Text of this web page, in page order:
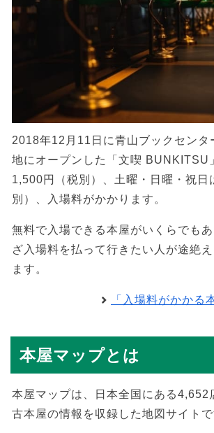
2018年12月11日に青山ブックセンタ
地にオープンした「文喫 BUNKITSU
1,500円（税別）、土曜・日曜・祝日
別）、入場料がかかります。
無料で入場できる本屋がいくらでも
ざ入場料を払って行きたい人が途絶
ます。
「入場料がかかる
本屋マップとは
本屋マップは、日本全国にある4,652
古本屋の情報を収録した地図サイトで